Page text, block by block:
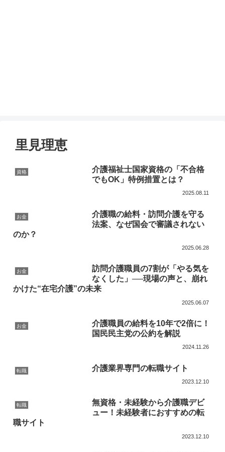
里見理恵
資格
介護福祉士国家資格の「不合格
でもOK」特例措置とは？
2025.08.11
お金
介護職の給料・訪問介護を守る
法案、なぜ国会で審議されない
のか？
2025.06.28
お金
訪問介護職員の7割が「やる気を
なくした」──現場の声と、崩れ
かけた“在宅介護”の未来
2025.06.07
お金
介護職員の給料を10年で2倍に！
国民民主党の公約を解説
2024.11.26
転職 介護業界専門の転職サイト
2023.12.10
転職
無資格・未経験から介護職デビ
ュー！未経験者におすすめの転
職サイト
2023.12.10